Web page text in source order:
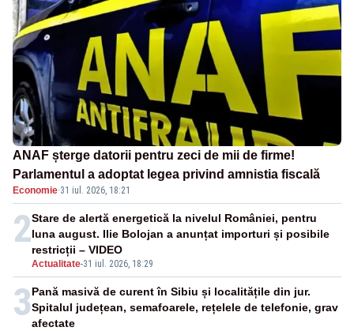
ANAF șterge datorii pentru zeci de mii de firme!
Parlamentul a adoptat legea privind amnistia fiscală
Economie·31 iul. 2026, 18:21
2
Actualitate-31 iul. 2026, 18:29
Stare de alertă energetică la nivelul României, pentru
luna august. Ilie Bolojan a anunțat importuri și posibile
restricții – VIDEO
3Pană masivă de curent în Sibiu și localitățile din jur.
Spitalul județean, semafoarele, rețelele de telefonie, grav
afectate